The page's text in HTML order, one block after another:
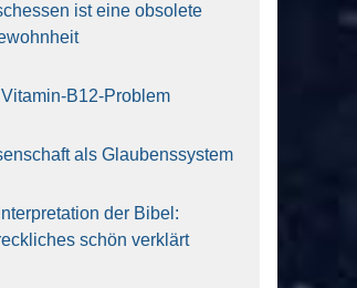
ist eine obso­le­te
B12-Pro­blem
als Glau­bens­sys­tem
der Bibel:
schön ver­klärt